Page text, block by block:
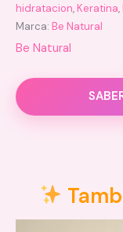
hidratacion, Keratina,
Marca: Be Natural
Be Natural
Dimensiones